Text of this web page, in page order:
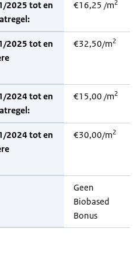
2025 tot en
€16,25 /m2
2025 tot en
€32,50/m2
2024 tot en
€15,00 /m2
2024 tot en
€30,00/m2
Geen
Biobased
Bonus